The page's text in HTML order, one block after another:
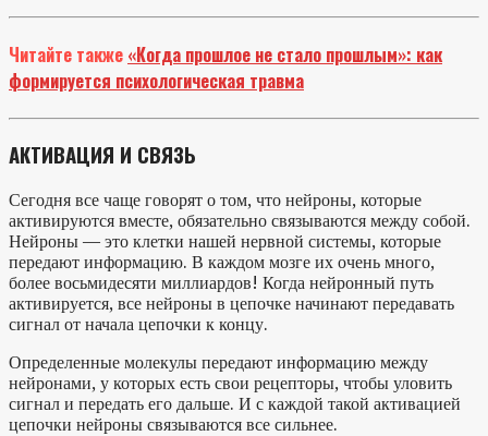
Читайте также «Когда прошлое не стало прошлым»: как
формируется психологическая травма
АКТИВАЦИЯ И СВЯЗЬ
Сегодня все чаще говорят о том, что нейроны, которые
активируются вместе, обязательно связываются между собой.
Нейроны — это клетки нашей нервной системы, которые
передают информацию. В каждом мозге их очень много,
более восьмидесяти миллиардов! Когда нейронный путь
активируется, все нейроны в цепочке начинают передавать
сигнал от начала цепочки к концу.
Определенные молекулы передают информацию между
нейронами, у которых есть свои рецепторы, чтобы уловить
сигнал и передать его дальше. И с каждой такой активацией
цепочки нейроны связываются все сильнее.